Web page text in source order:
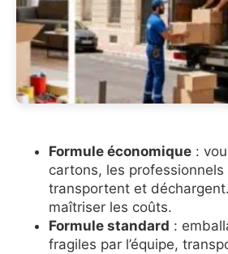
Formule économique :
cartons, les professionnels
transportent et
maîtriser les coûts.
Formule standard :
fragiles par l’équipe,